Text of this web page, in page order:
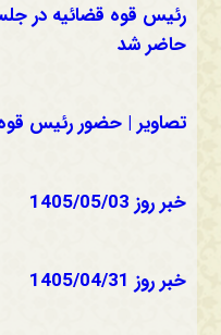
رئیس قوه قضائیه در
حاضر شد
تصاویر | حضور رئیس
خبر روز 1405/05/03
خبر روز 1405/04/31